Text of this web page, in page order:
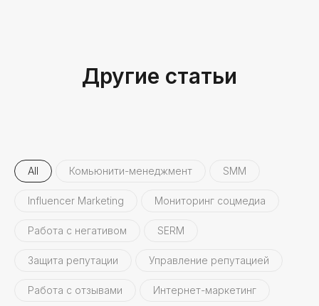
Другие статьи
All Комьюнити-менеджмент SMM
Influencer Marketing Мониторинг соцмедиа
Работа с негативом SERM
Защита репутации Управление репутацией
Работа с отзывами Интернет-маркетинг